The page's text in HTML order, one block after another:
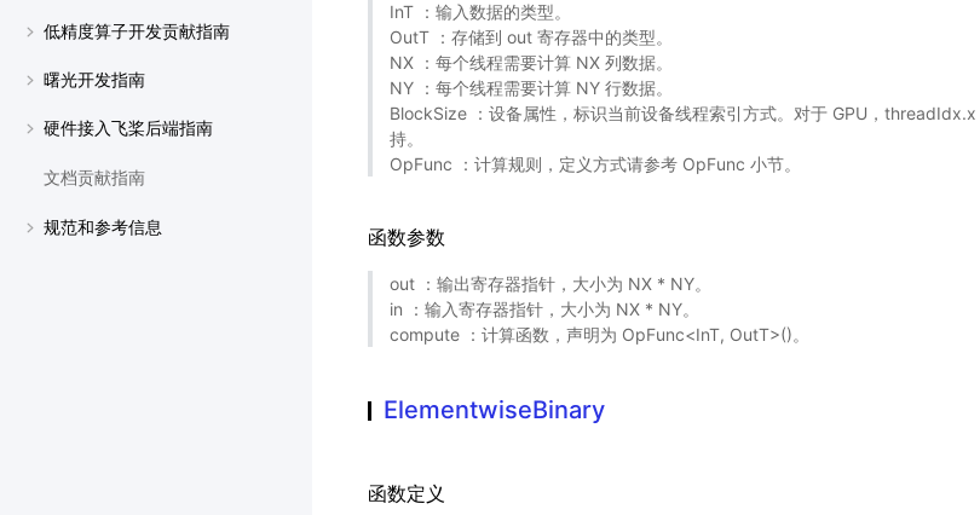
低精度算子开发贡献指南
曙光开发指南
硬件接入飞桨后端指南
文档贡献指南
规范和参考信息
InT ：输入数据的类型。
OutT ：存储到 out 寄存器中的类型。
NX ：每个线程需要计算 NX 列数据。
NY ：每个线程需要计算 NY 行数据。
BlockSize ：设备属性，标识当前设备线程索引方式。对于 GPU，
持。
OpFunc ：计算规则，定义方式请参考 OpFunc 小节。
函数参数
out ：输出寄存器指针，大小为 NX * NY。
in ：输入寄存器指针，大小为 NX * NY。
compute ：计算函数，声明为 OpFunc<InT, OutT>()。
ElementwiseBinary
函数定义